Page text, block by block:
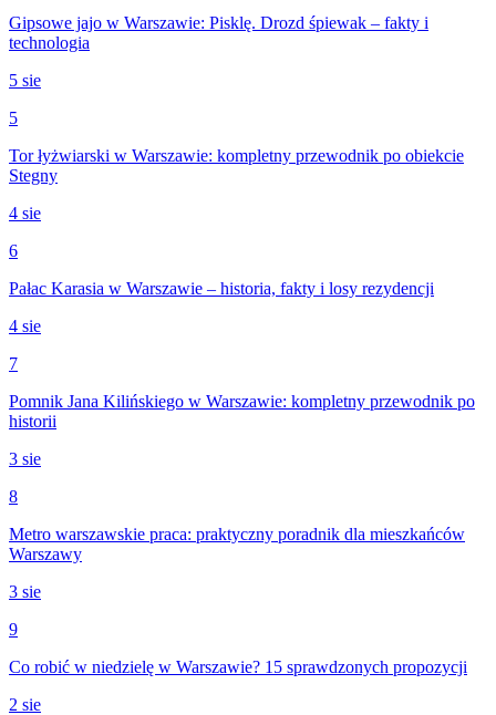
Gipsowe jajo w Warszawie: Pisklę. Drozd śpiewak – fakty i
technologia
5 sie
5
Tor łyżwiarski w Warszawie: kompletny przewodnik po obiekcie
Stegny
4 sie
6
Pałac Karasia w Warszawie – historia, fakty i losy rezydencji
4 sie
7
Pomnik Jana Kilińskiego w Warszawie: kompletny przewodnik po
historii
3 sie
8
Metro warszawskie praca: praktyczny poradnik dla mieszkańców
Warszawy
3 sie
9
Co robić w niedzielę w Warszawie? 15 sprawdzonych propozycji
2 sie